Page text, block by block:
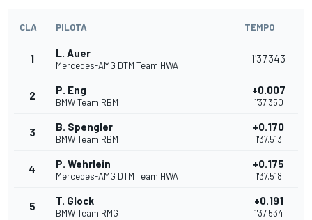
CLA PILOTA TEMPO
1 L. Auer
Mercedes-AMG DTM Team HWA
1'37.343
2 P. Eng
BMW Team RBM
+0.007
1'37.350
3 B. Spengler
BMW Team RBM
+0.170
1'37.513
4 P. Wehrlein
Mercedes-AMG DTM Team HWA
+0.175
1'37.518
5 T. Glock
BMW Team RMG
+0.191
1'37.534